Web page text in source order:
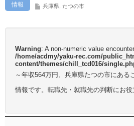
情報
兵庫県 たつの市
Warning: A non-numeric value
/home/acdmy/yaku-rec.com/
content/themes/chill_tcd016/
～年収564万円、兵庫県たつの市にある
情報です。転職先・就職先の判断にお役